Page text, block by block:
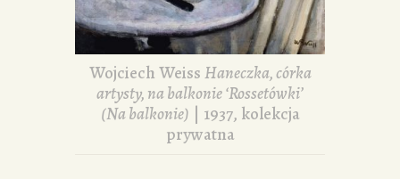
Wojciech WeissHaneczka, córka
artysty, na balkonie ‘Rossetówki’
(Na balkonie) | 1937, kolekcja
prywatna